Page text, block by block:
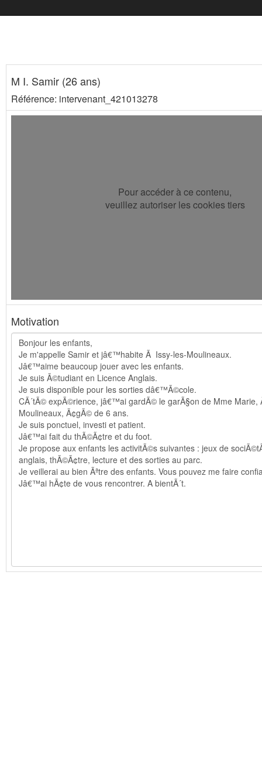
M I. Samir (26 ans)
Référence: intervenant_421013278
Pour accéder à ce contenu,
veuillez autoriser les cookies tiers
Motivation